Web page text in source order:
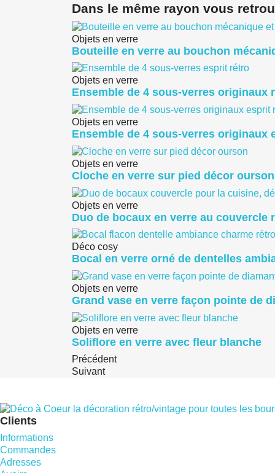
Dans le même rayon vous
Objets en verre
Bouteille en verre au bouchon
Objets en verre
Ensemble de 4 sous-verres originaux
Objets en verre
Ensemble de 4 sous-verres originaux
Objets en verre
Cloche en verre sur pied décor ourson
Objets en verre
Duo de bocaux en verre au couvercle
Déco cosy
Bocal en verre orné de dentelles
Objets en verre
Grand vase en verre façon pointe de
Objets en verre
Soliflore en verre avec fleur blanche
Précédent
Suivant
Clients
Informations
Commandes
Adresses